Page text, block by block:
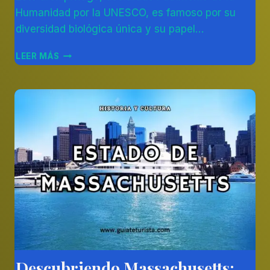
Otálvaro
Humanidad por la UNESCO, es famoso por su
diversidad biológica única y su papel…
LEER MÁS EXPLORANDO
LAS
DE
GALÁPAGOS
AMÉRICA